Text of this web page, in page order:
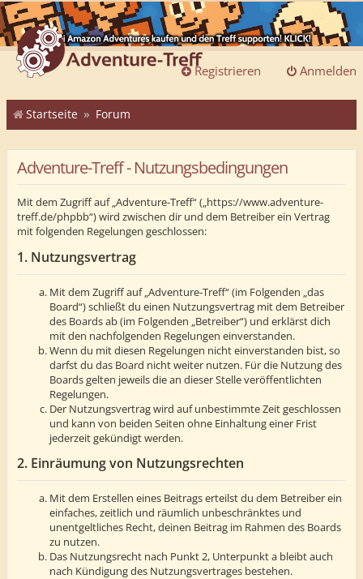
Anmelden
Registrieren
Startseite Forum
Adventure-Treff - Nutzungsbedingungen
Mit dem Zugriff auf „Adventure-Treff“ („https://www.adventure-
treff.de/phpbb“) wird zwischen dir und dem Betreiber ein Vertrag
mit folgenden Regelungen geschlossen:
1. Nutzungsvertrag
Mit dem Zugriff auf „Adventure-Treff“ (im Folgenden „das
Board“) schließt du einen Nutzungsvertrag mit dem Betreiber
des Boards ab (im Folgenden „Betreiber“) und erklärst dich
mit den nachfolgenden Regelungen einverstanden.
Wenn du mit diesen Regelungen nicht einverstanden bist, so
darfst du das Board nicht weiter nutzen. Für die Nutzung des
Boards gelten jeweils die an dieser Stelle veröffentlichten
Regelungen.
Der Nutzungsvertrag wird auf unbestimmte Zeit geschlossen
und kann von beiden Seiten ohne Einhaltung einer Frist
jederzeit gekündigt werden.
2. Einräumung von Nutzungsrechten
Mit dem Erstellen eines Beitrags erteilst du dem Betreiber ein
einfaches, zeitlich und räumlich unbeschränktes und
unentgeltliches Recht, deinen Beitrag im Rahmen des Boards
zu nutzen.
Das Nutzungsrecht nach Punkt 2, Unterpunkt a bleibt auch
nach Kündigung des Nutzungsvertrages bestehen.